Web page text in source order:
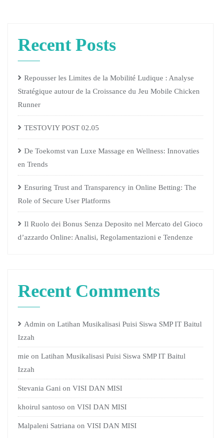
Recent Posts
Repousser les Limites de la Mobilité Ludique : Analyse
Stratégique autour de la Croissance du Jeu Mobile Chicken
Runner
TESTOVIY POST 02.05
De Toekomst van Luxe Massage en Wellness: Innovaties
en Trends
Ensuring Trust and Transparency in Online Betting: The
Role of Secure User Platforms
Il Ruolo dei Bonus Senza Deposito nel Mercato del Gioco
d’azzardo Online: Analisi, Regolamentazioni e Tendenze
Recent Comments
Admin on Latihan Musikalisasi Puisi Siswa SMP IT Baitul
Izzah
mie on Latihan Musikalisasi Puisi Siswa SMP IT Baitul
Izzah
Stevania Gani on VISI DAN MISI
khoirul santoso on VISI DAN MISI
Malpaleni Satriana on VISI DAN MISI